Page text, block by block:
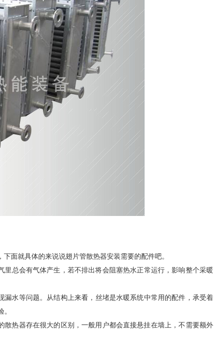
面就具体的来说说翅片管散热器安装需要的配件吧。
总会有气体产生，若不排出将会阻塞热水正常运行，影响整个采暖
水等问题。从结构上来看，丝堵是水暖系统中常用的配件，承受着
。
热器存在很大的区别，一般用户都会直接悬挂在墙上，不需要额外